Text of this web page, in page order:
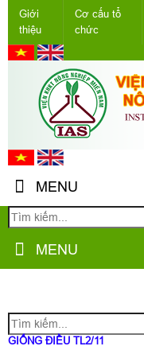
Giới
thiệu
Cơ cấu tổ
chức
MENU
MENU
GIỐNG ĐIỀU TL2/11